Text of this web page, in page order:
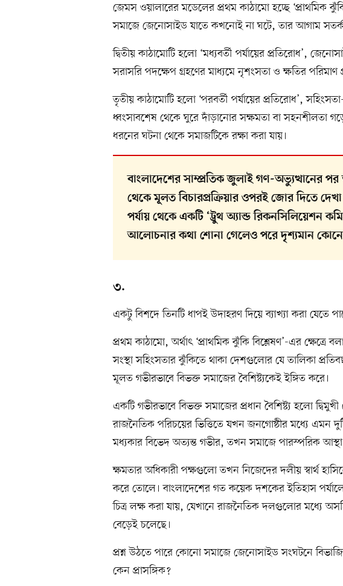
জেমস ওয়ালারের মডেলের প্রথম কাঠামো হচ্ছে ‘প্রাথমিক
সমাজে জেনোসাইড যাতে কখনোই না ঘটে, তার আগাম
দ্বিতীয় কাঠামোটি হলো ‘মধ্যবর্তী পর্যায়ের প্রতিরোধ’,
সরাসরি পদক্ষেপ গ্রহণের মাধ্যমে নৃশংসতা ও ক্ষতির পরিমাণ
তৃতীয় কাঠামোটি হলো ‘পরবর্তী পর্যায়ের প্রতিরোধ’,
ধ্বংসাবশেষ থেকে ঘুরে দাঁড়ানোর সক্ষমতা বা সহনশীলতা
ধরনের ঘটনা থেকে সমাজটিকে রক্ষা করা যায়।
বাংলাদেশের সাম্প্রতিক জুলাই গণ-অভ্যুত্থানের পর
থেকে মূলত বিচারপ্রক্রিয়ার ওপরই জোর দিতে দেখা
পর্যায় থেকে একটি ‘ট্রুথ অ্যান্ড রিকনসিলিয়েশন
আলোচনার কথা শোনা গেলেও পরে দৃশ্যমান কোনো
৩.
একটু বিশদে তিনটি ধাপই উদাহরণ দিয়ে ব্যাখ্যা করা যেতে
প্রথম কাঠামো, অর্থাৎ ‘প্রাথমিক ঝুঁকি বিশ্লেষণ’-এর ক্ষেত্রে
সংস্থা সহিংসতার ঝুঁকিতে থাকা দেশগুলোর যে তালিকা
মূলত গভীরভাবে বিভক্ত সমাজের বৈশিষ্ট্যকেই ইঙ্গিত করে।
একটি গভীরভাবে বিভক্ত সমাজের প্রধান বৈশিষ্ট্য হলো
রাজনৈতিক পরিচয়ের ভিত্তিতে যখন জনগোষ্ঠীর মধ্যে এমন
মধ্যকার বিভেদ অত্যন্ত গভীর, তখন সমাজে পারস্পরিক
ক্ষমতার অধিকারী পক্ষগুলো তখন নিজেদের দলীয় স্বার্থ
করে তোলে। বাংলাদেশের গত কয়েক দশকের ইতিহাস
চিত্র লক্ষ করা যায়, যেখানে রাজনৈতিক দলগুলোর মধ্যে
বেড়েই চলেছে।
প্রশ্ন উঠতে পারে কোনো সমাজে জেনোসাইড সংঘটনে
কেন প্রাসঙ্গিক?